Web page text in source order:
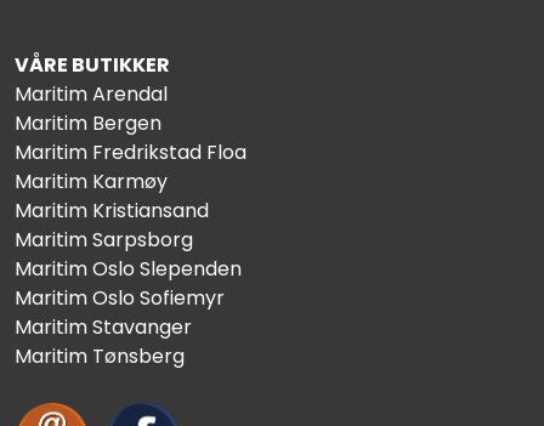
VÅRE BUTIKKER
Maritim Arendal
Maritim Bergen
Maritim Fredrikstad Floa
Maritim Karmøy
Maritim Kristiansand
Maritim Sarpsborg
Maritim Oslo Slependen
Maritim Oslo Sofiemyr
Maritim Stavanger
Maritim Tønsberg